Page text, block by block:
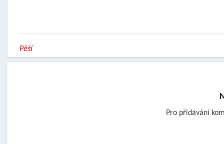
Pěší
Pro přidávání